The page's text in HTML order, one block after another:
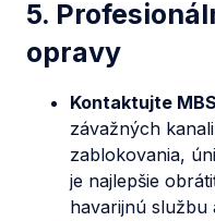
5.
opravy
Kontaktujte
závažných
zablokovania,
je najlepšie
havarijnú službu